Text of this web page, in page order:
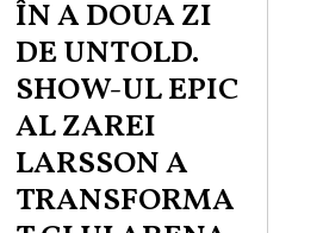
ÎN A DOUA ZI
DE UNTOLD.
SHOW-UL EPIC
AL ZAREI
LARSSON A
TRANSFORMA